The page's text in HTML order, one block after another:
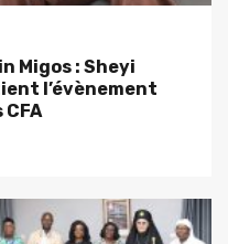
Migos : Sheyi
l’évènement